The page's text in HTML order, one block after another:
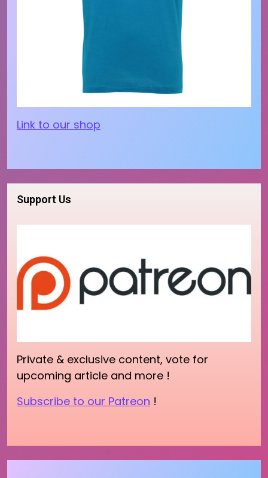
Link to our shop
Support Us
Private & exclusive content, vote for
upcoming article and more !
Subscribe to our Patreon !